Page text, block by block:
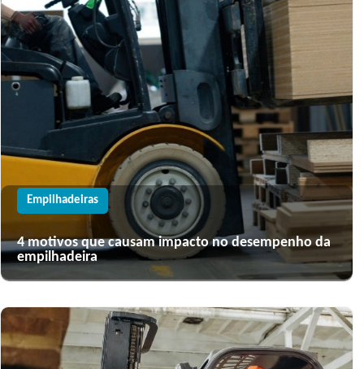
Empilhadeiras
4 motivos que causam impacto no desempenho da
empilhadeira